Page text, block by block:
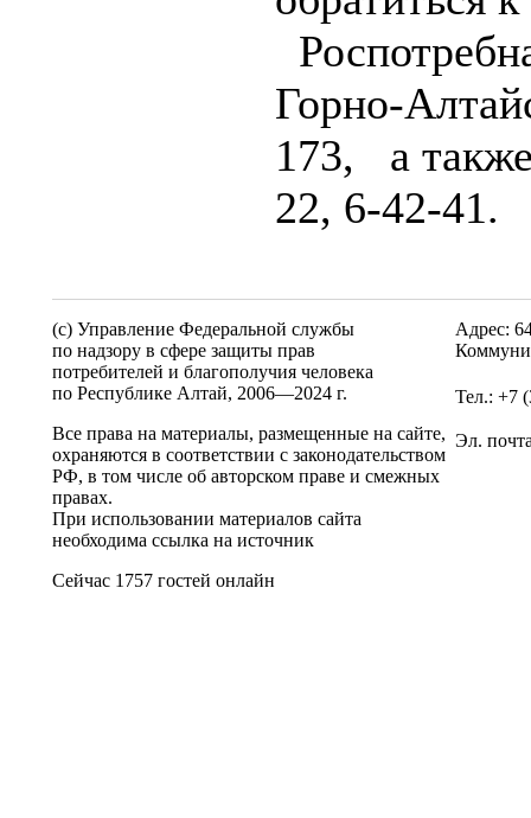
Горно-
173, а
22, 6-42-41.
(c) Управление Федеральной службы
по надзору в сфере защиты прав
потребителей и благополучия человека
по Республике Алтай, 2006—2024 г.
Все права на материалы, размещенные на сайте,
охраняются в соответствии с законодательством
РФ, в том числе об авторском праве и смежных
правах.
При использовании материалов сайта
необходима ссылка на источник
Сейчас 1757 гостей онлайн
Адрес:
Тел.: +7
Эл.